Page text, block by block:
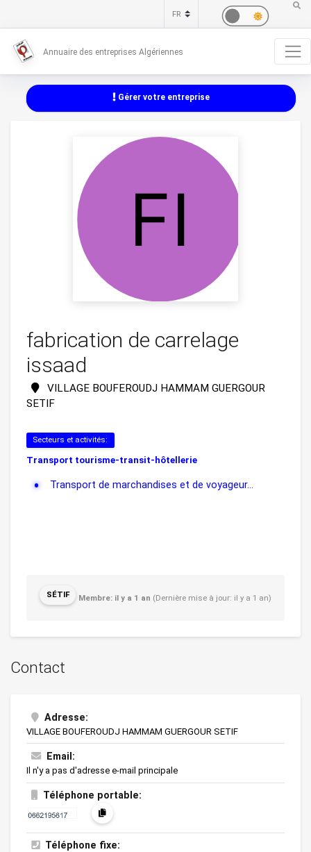
Annuaire des entreprises Algériennes
Gérer votre entreprise
fabrication de carrelage
issaad
VILLAGE BOUFEROUDJ HAMMAM GUERGOUR
SETIF
Secteurs et activités:
Transport tourisme-transit-hôtellerie
Transport de marchandises et de voyageur...
SÉTIF Membre: il y a 1 an (Dernière mise à jour: il y a 1 an)
Contact
Adresse:
VILLAGE BOUFEROUDJ HAMMAM GUERGOUR SETIF
Email:
Il n'y a pas d'adresse e-mail principale
Téléphone portable:
Téléphone fixe: